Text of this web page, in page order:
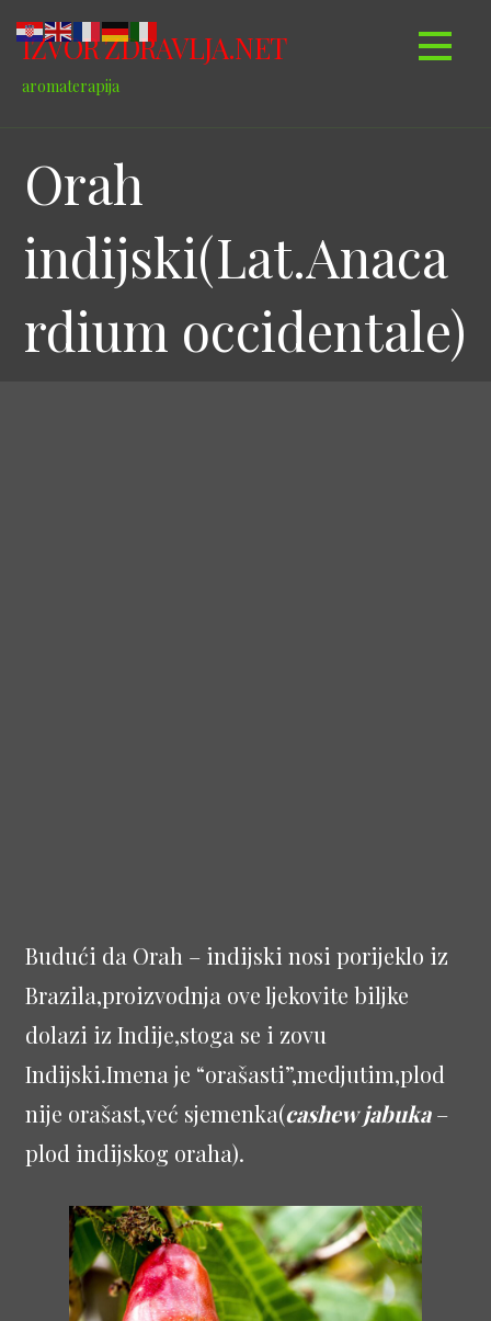
IZVOR ZDRAVLJA.NET
aromaterapija
Orah
indijski(Lat.Anaca
rdium occidentale)
Budući da Orah – indijski nosi porijeklo iz
Brazila,proizvodnja ove ljekovite biljke
dolazi iz Indije,stoga se i zovu
Indijski.Imena je “orašasti”,medjutim,plod
nije orašast,već sjemenka(cashew jabuka–
plod indijskog oraha).